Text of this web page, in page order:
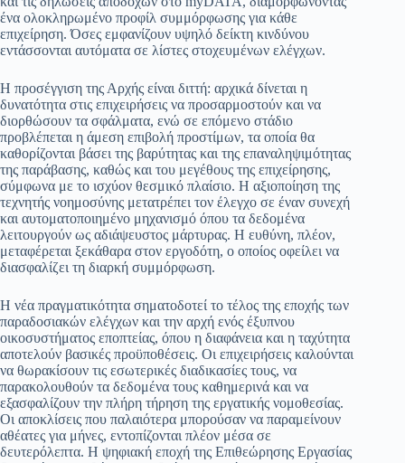
ένα ολοκληρωμένο προφίλ συμμόρφωσης για κάθε
επιχείρηση. Όσες εμφανίζουν υψηλό δείκτη κινδύνου
εντάσσονται αυτόματα σε λίστες στοχευμένων ελέγχων.
Η προσέγγιση της Αρχής είναι διττή: αρχικά δίνεται η
δυνατότητα στις επιχειρήσεις να προσαρμοστούν και να
διορθώσουν τα σφάλματα, ενώ σε επόμενο στάδιο
προβλέπεται η άμεση επιβολή προστίμων, τα οποία θα
καθορίζονται βάσει της βαρύτητας και της επαναληψιμότητας
της παράβασης, καθώς και του μεγέθους της επιχείρησης,
σύμφωνα με το ισχύον θεσμικό πλαίσιο. Η αξιοποίηση της
τεχνητής νοημοσύνης μετατρέπει τον έλεγχο σε έναν συνεχή
και αυτοματοποιημένο μηχανισμό όπου τα δεδομένα
λειτουργούν ως αδιάψευστος μάρτυρας. Η ευθύνη, πλέον,
μεταφέρεται ξεκάθαρα στον εργοδότη, ο οποίος οφείλει να
διασφαλίζει τη διαρκή συμμόρφωση.
Η νέα πραγματικότητα σηματοδοτεί το τέλος της εποχής των
παραδοσιακών ελέγχων και την αρχή ενός έξυπνου
οικοσυστήματος εποπτείας, όπου η διαφάνεια και η ταχύτητα
αποτελούν βασικές προϋποθέσεις. Οι επιχειρήσεις καλούνται
να θωρακίσουν τις εσωτερικές διαδικασίες τους, να
παρακολουθούν τα δεδομένα τους καθημερινά και να
εξασφαλίζουν την πλήρη τήρηση της εργατικής νομοθεσίας.
Οι αποκλίσεις που παλαιότερα μπορούσαν να παραμείνουν
αθέατες για μήνες, εντοπίζονται πλέον μέσα σε
δευτερόλεπτα. Η ψηφιακή εποχή της Επιθεώρησης Εργασίας